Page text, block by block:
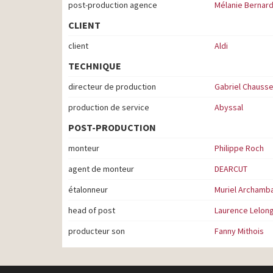
post-production agence
Mélanie Bernard
CLIENT
client Aldi
TECHNIQUE
directeur de production
Gabriel
production de service
Abyssal
POST-PRODUCTION
monteur
Philippe Roch
agent de monteur
DEARCUT
étalonneur
Muriel
head of post
Laurence Lelong
producteur son
Fanny Mithois